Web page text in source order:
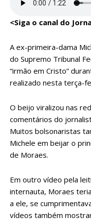
<Siga o canal do
A ex-primeira-dama
do Supremo Tribunal
“irmão em Cristo”
realizado nesta terça-
O beijo viralizou nas
comentários do
Muitos bolsonaristas
Michele em beijar o
de Moraes.
Em outro vídeo pela
internauta, Moraes
a ele, se
vídeos também